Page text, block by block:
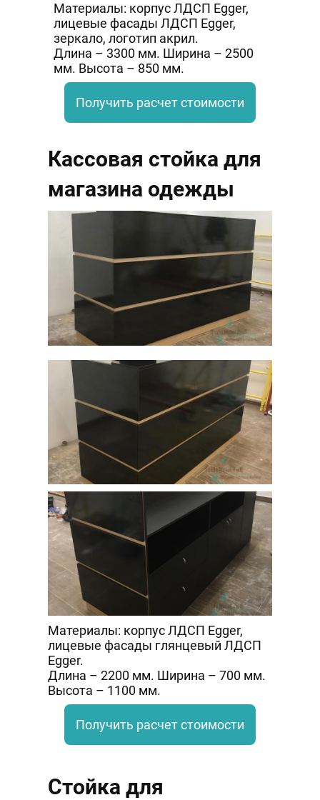
Материалы: корпус ЛДСП Egger,
лицевые фасады ЛДСП Egger,
зеркало, логотип акрил.
Длина – 3300 мм. Ширина – 2500
мм. Высота – 850 мм.
Получить расчет стоимости
Кассовая стойка для
магазина одежды
Материалы: корпус ЛДСП Egger,
лицевые фасады глянцевый ЛДСП
Egger.
Длина – 2200 мм. Ширина – 700 мм.
Высота – 1100 мм.
Получить расчет стоимости
Стойка для